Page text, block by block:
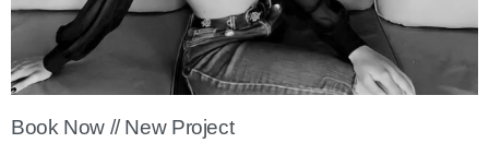
Book Now // New Project